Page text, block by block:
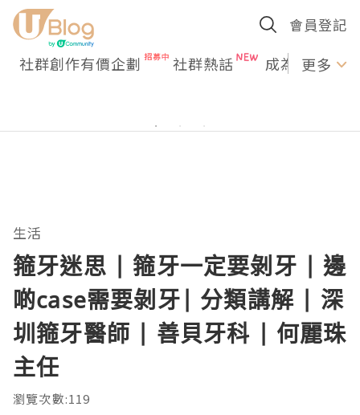
會員登記
社群創作有價企劃 社群熱話 成為U更多
生活
箍牙迷思 | 箍牙一定要剝牙 | 邊
啲case需要剝牙| 分類講解 | 深
圳箍牙醫師 | 善貝牙科 | 何麗珠
主任
瀏覽次數:119